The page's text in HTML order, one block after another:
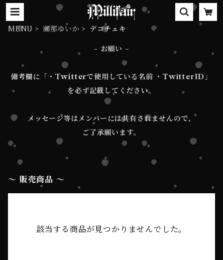
MENU 瀬那ゆいか デコチェキ
~ お願い ~
備考欄に「・Twitterで使用している名前 ・TwitterID」
を必ず記載してください。
メッセージ等はメンバーには共有されませんので、
ご了承願います。
〜 販売商品 〜
該当する商品が見つかりませんでした。